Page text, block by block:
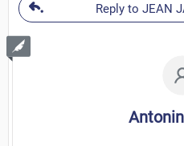
Reply to JEAN